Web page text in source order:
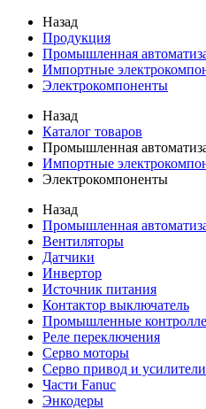
Назад
Продукция
Промышленная
Импортные
Электрокомпоненты
Назад
Каталог товаров
Промышленная
Импортные
Электрокомпоненты
Назад
Промышленная
Вентиляторы
Датчики
Инвертор
Источник питания
Контактор выключатель
Промышленные
Реле переключения
Серво моторы
Серво привод и
Части Fanuc
Энкодеры